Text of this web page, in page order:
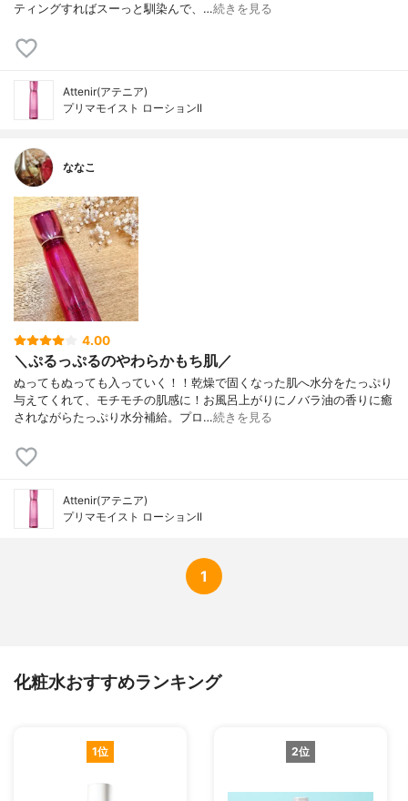
ティングすればスーっと馴染んで、…続きを見る
Attenir(アテニア)
プリマモイスト ローションII
ななこ
4.00
＼ぷるっぷるのやわらかもち肌／
ぬってもぬっても入っていく！！乾燥で固くなった肌へ水分をたっぷり
与えてくれて、モチモチの肌感に！お風呂上がりにノバラ油の香りに癒
されながらたっぷり水分補給。プロ…続きを見る
Attenir(アテニア)
プリマモイスト ローションII
1
化粧水おすすめランキング
1位 2位